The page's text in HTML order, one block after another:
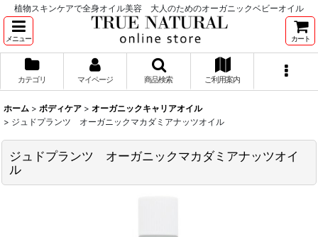
植物スキンケアで全身オイル美容 大人のためのオーガニックベビーオイル
メニュー カート
カテゴリ マイページ 商品検索 ご利用案内
ホーム > ボディケア > オーガニックキャリアオイル
> ジュドプランツ オーガニックマカダミアナッツオイル
ジュドプランツ オーガニックマカダミアナッツオイ
ル